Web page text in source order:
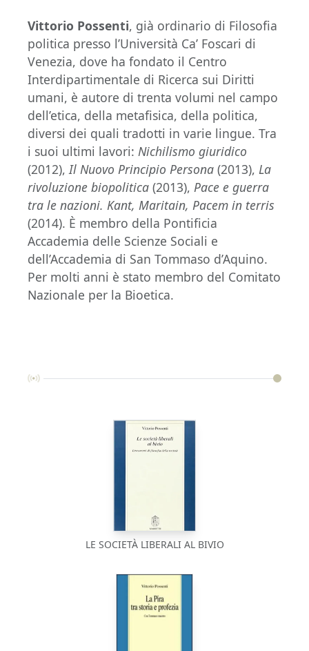
Vittorio Possenti, già ordinario di Filosofia
politica presso l’Università Ca’ Foscari di
Venezia, dove ha fondato il Centro
Interdipartimentale di Ricerca sui Diritti
umani, è autore di trenta volumi nel campo
dell’etica, della metafisica, della politica,
diversi dei quali tradotti in varie lingue. Tra
i suoi ultimi lavori: Nichilismo giuridico
(2012), Il Nuovo Principio Persona (2013), La
rivoluzione biopolitica (2013), Pace e guerra
tra le nazioni. Kant, Maritain, Pacem in terris
(2014). È membro della Pontificia
Accademia delle Scienze Sociali e
dell’Accademia di San Tommaso d’Aquino.
Per molti anni è stato membro del Comitato
Nazionale per la Bioetica.
LE SOCIETÀ LIBERALI AL BIVIO